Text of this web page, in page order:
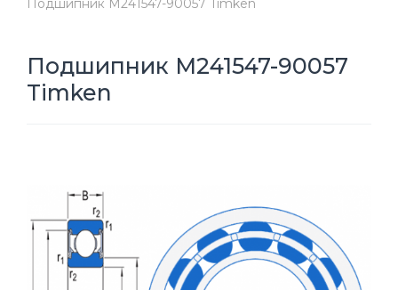
Подшипник M241547-90057 Timken
Подшипник M241547-90057
Timken